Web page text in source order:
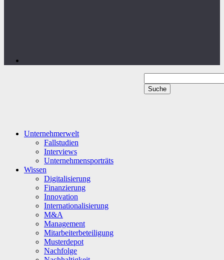
Unternehmerwelt
Fallstudien
Interviews
Unternehmensporträts
Wissen
Digitalisierung
Finanzierung
Innovation
Internationalisierung
M&A
Management
Mitarbeiterbeteiligung
Musterdepot
Nachfolge